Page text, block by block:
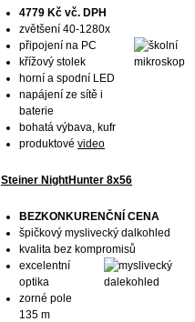
4779 Kč vč. DPH
zvětšení 40-1280x
připojení na PC
křížový stolek
horní a spodní LED
napájení ze sítě i
baterie
bohatá výbava, kufr
produktové video
Steiner NightHunter 8x56
BEZKONKURENČNÍ CENA
špičkový myslivecký dalkohled
kvalita bez kompromisů
excelentní
optika
zorné pole
135 m